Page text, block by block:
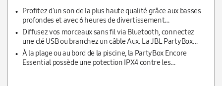
Profitez d'un son de la plus haute qualité grâce aux basses
profondes et avec 6 heures de divertissement
ininterrompu vous pouvez danser toute la nuit
Diffusez vos morceaux sans fil via Bluetooth, connectez
une clé USB ou branchez un câble Aux. La JBL PartyBox
Encore Essential offre la polyvalence ultime pour votre
musique
À la plage ou au bord de la piscine, la PartyBox Encore
Essential possède une potection IPX4 contre les